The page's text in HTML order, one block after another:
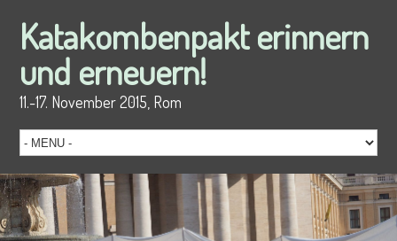
Katakombenpakt erinnern
und erneuern!
11.-17. November 2015, Rom